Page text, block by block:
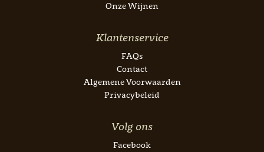
Onze Wijnen
Klantenservice
FAQs
Contact
Algemene Voorwaarden
Privacybeleid
Volg ons
Facebook